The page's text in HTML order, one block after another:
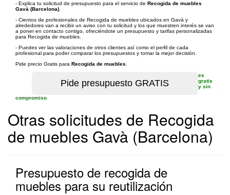
- Explica tu solicitud de presupuesto para el servicio de Recogida de muebles
Gavà (Barcelona)
- Cientos de profesionales de Recogida de muebles ubicados en Gavà y
alrededores van a recibir un aviso con tu solicitud y los que muestren interés se van
a poner en contacto contigo, ofreciéndote un presupuesto y tarifas personalizadas
para Recogida de muebles.
- Puedes ver las valoraciones de otros clientes así como el perfil de cada
profesional para poder comparar los presupuestos y tomar la mejor decisión.
Pide precio Gratis para Recogida de muebles
es
gratis
y sin
compromiso
Otras solicitudes de Recogida
de muebles Gavà (Barcelona)
Presupuesto de recogida de
muebles para su reutilización